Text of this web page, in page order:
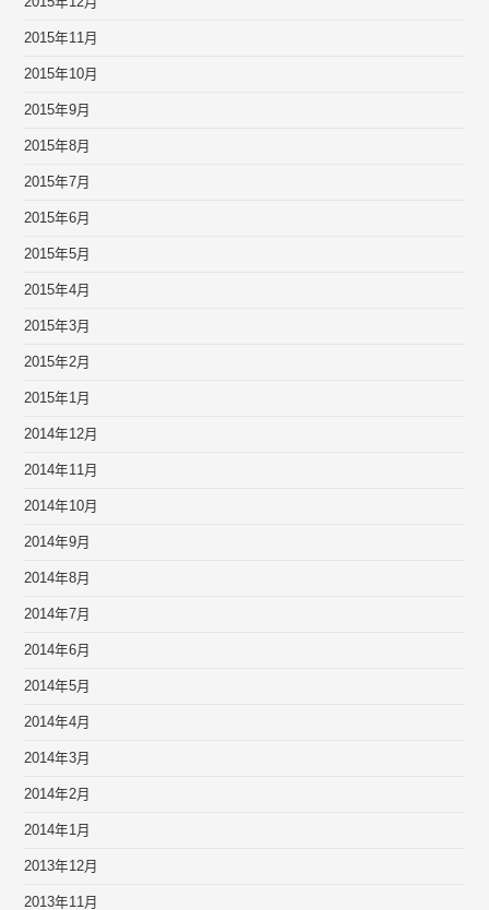
2015年11月
2015年10月
2015年9月
2015年8月
2015年7月
2015年6月
2015年5月
2015年4月
2015年3月
2015年2月
2015年1月
2014年12月
2014年11月
2014年10月
2014年9月
2014年8月
2014年7月
2014年6月
2014年5月
2014年4月
2014年3月
2014年2月
2014年1月
2013年12月
2013年11月